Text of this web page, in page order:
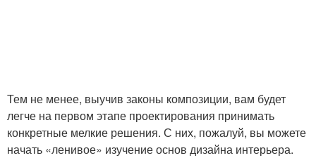
Тем не менее, выучив законы композиции, вам будет
легче на первом этапе проектирования принимать
конкретные мелкие решения. С них, пожалуй, вы можете
начать «ленивое» изучение основ дизайна интерьера.